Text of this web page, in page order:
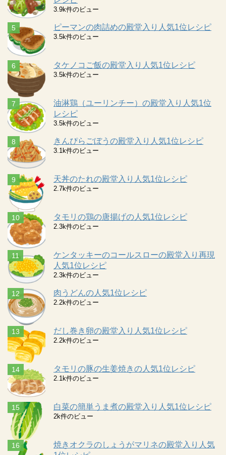
3.9k件のビュー
ピーマンの肉詰めの殿堂入り人気1位レシピ
3.5k件のビュー
タケノコご飯の殿堂入り人気1位レシピ
3.5k件のビュー
油淋鶏（ユーリンチー）の殿堂入り人気1位
レシピ
3.5k件のビュー
きんぴらごぼうの殿堂入り人気1位レシピ
3.1k件のビュー
天丼のたれの殿堂入り人気1位レシピ
2.7k件のビュー
タモリの鶏の唐揚げの人気1位レシピ
2.3k件のビュー
ケンタッキーのコールスローの殿堂入り再現
人気1位レシピ
2.3k件のビュー
肉うどんの人気1位レシピ
2.2k件のビュー
だし巻き卵の殿堂入り人気1位レシピ
2.2k件のビュー
タモリの豚の生姜焼きの人気1位レシピ
2.1k件のビュー
白菜の簡単うま煮の殿堂入り人気1位レシピ
2k件のビュー
焼きオクラのしょうがマリネの殿堂入り人気